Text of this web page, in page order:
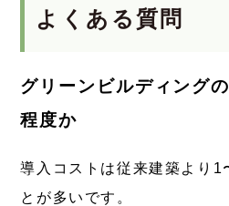
よくある質問
グリーンビルディング
程度か
導入コストは従来建築より1
とが多いです。